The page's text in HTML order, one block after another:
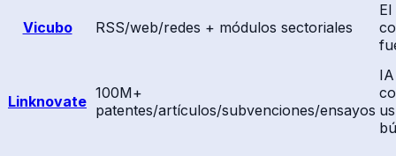
Vicubo RSS/web/redes + módulos sectoriales
Linknovate 100M+
patentes/artículos/subvenciones/ensayos